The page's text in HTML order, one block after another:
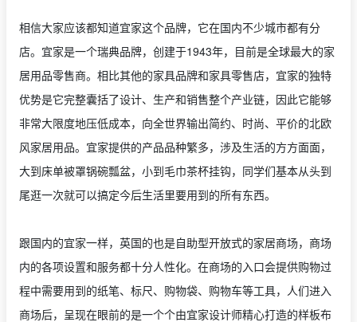
相信大家应该都知道宜家这个品牌，它在国内不少城市都有分
店。宜家是一个瑞典品牌，创建于1943年，目前是全球最大的家
居用品零售商。相比其他的家具品牌和家具零售店，宜家的独特
优势是它完整囊括了设计、生产和销售整个产业链，因此它能够
非常大限度地压低成本，向全世界输出简约、时尚、平价的北欧
风家居用品。宜家提供的产品品种繁多，涉及生活的方方面面，
大到床单被罩锅碗瓢盆，小到毛巾茶杯挂钩，同学们基本从头到
尾逛一次就可以搞定今后生活里要用到的所有东西。
跟国内的宜家一样，英国的也是自助型开放式的家居商场，商场
内的各项设置和服务都十分人性化。在商场的入口会提供购物过
程中需要用到的纸笔、标尺、购物袋、购物车等工具，人们进入
商场后，呈现在眼前的是一个个由宜家设计师精心打造的样板布